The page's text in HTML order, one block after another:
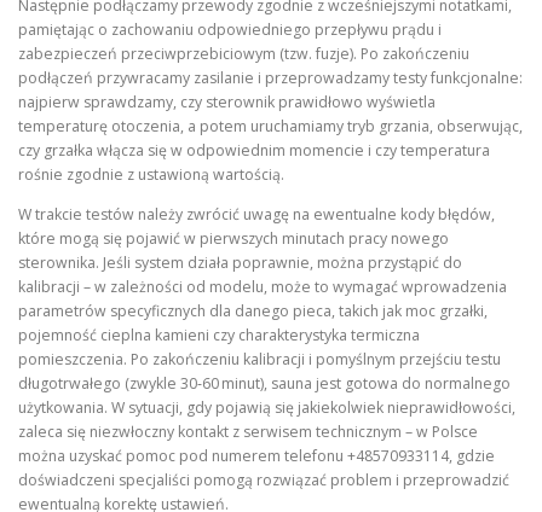
Następnie podłączamy przewody zgodnie z wcześniejszymi notatkami,
pamiętając o zachowaniu odpowiedniego przepływu prądu i
zabezpieczeń przeciwprzebiciowym (tzw. fuzje). Po zakończeniu
podłączeń przywracamy zasilanie i przeprowadzamy testy funkcjonalne:
najpierw sprawdzamy, czy sterownik prawidłowo wyświetla
temperaturę otoczenia, a potem uruchamiamy tryb grzania, obserwując,
czy grzałka włącza się w odpowiednim momencie i czy temperatura
rośnie zgodnie z ustawioną wartością.
W trakcie testów należy zwrócić uwagę na ewentualne kody błędów,
które mogą się pojawić w pierwszych minutach pracy nowego
sterownika. Jeśli system działa poprawnie, można przystąpić do
kalibracji – w zależności od modelu, może to wymagać wprowadzenia
parametrów specyficznych dla danego pieca, takich jak moc grzałki,
pojemność cieplna kamieni czy charakterystyka termiczna
pomieszczenia. Po zakończeniu kalibracji i pomyślnym przejściu testu
długotrwałego (zwykle 30‑60 minut), sauna jest gotowa do normalnego
użytkowania. W sytuacji, gdy pojawią się jakiekolwiek nieprawidłowości,
zaleca się niezwłoczny kontakt z serwisem technicznym – w Polsce
można uzyskać pomoc pod numerem telefonu +48570933114, gdzie
doświadczeni specjaliści pomogą rozwiązać problem i przeprowadzić
ewentualną korektę ustawień.